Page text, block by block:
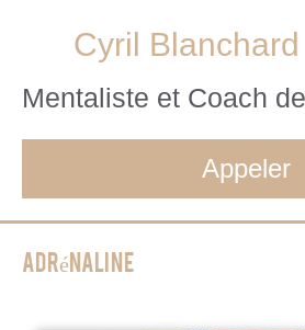
Cyril Blanchard
Mentaliste et Coach
Appeler
Adrénaline